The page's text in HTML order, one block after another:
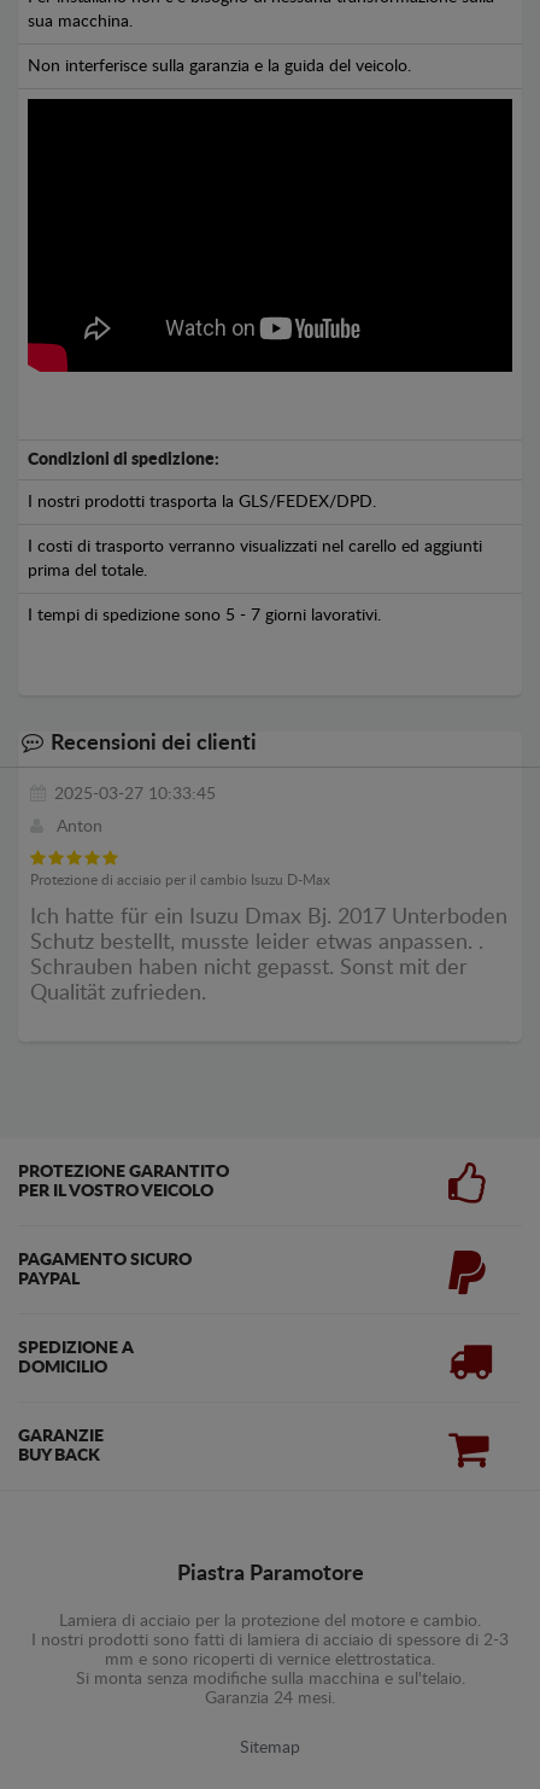
sua macchina.
Non interferisce sulla garanzia e la guida del veicolo.
Condizioni di spedizione:
I nostri prodotti trasporta la GLS/FEDEX/DPD.
I costi di trasporto verranno visualizzati nel carello ed aggiunti
prima del totale.
I tempi di spedizione sono 5 - 7 giorni lavorativi.
Recensioni dei clienti
2025-03-27 10:33:45
Anton
Protezione di acciaio per il cambio Isuzu D-Max
Ich hatte für ein Isuzu Dmax Bj. 2017 Unterboden
Schutz bestellt, musste leider etwas anpassen. .
Schrauben haben nicht gepasst. Sonst mit der
Qualität zufrieden.
PROTEZIONE GARANTITO
PER IL VOSTRO VEICOLO
PAGAMENTO SICURO
PAYPAL
SPEDIZIONE A
DOMICILIO
GARANZIE
BUY BACK
Piastra Paramotore
Lamiera di acciaio per la protezione del motore e cambio.
I nostri prodotti sono fatti di lamiera di acciaio di spessore di 2-3
mm e sono ricoperti di vernice elettrostatica.
Si monta senza modifiche sulla macchina e sul'telaio.
Garanzia 24 mesi.
Sitemap